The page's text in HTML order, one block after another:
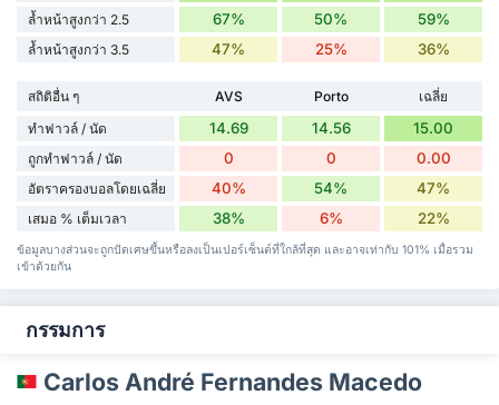
ล้ำหน้าสูงกว่า 2.5 67% 50% 59%
ล้ำหน้าสูงกว่า 3.5 47% 25% 36%
สถิติอื่น ๆ AVS Porto
เฉลี่ย
ทำฟาวล์ / นัด
14.69 14.56 15.00
ถูกทำฟาวล์ / นัด 0 0 0.00
อัตราครองบอลโดยเฉลี่ย 40% 54% 47%
เสมอ % เต็มเวลา 38% 6% 22%
ข้อมูลบางส่วนจะถูกปัดเศษขึ้นหรือลงเป็นเปอร์เซ็นต์ที่ใกล้ที่สุด และอาจเท่ากับ 101% เมื่อรวม
เข้าด้วยกัน
กรรมการ
Carlos André Fernandes Macedo